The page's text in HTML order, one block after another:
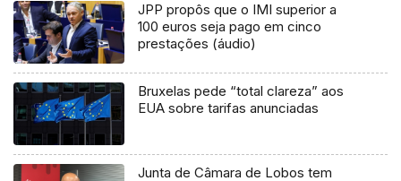
JPP propôs que o IMI superior a
100 euros seja pago em cinco
prestações (áudio)
Bruxelas pede “total clareza” aos
EUA sobre tarifas anunciadas
Junta de Câmara de Lobos tem